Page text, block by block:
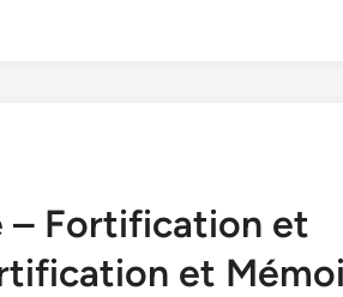
– Fortification et
et